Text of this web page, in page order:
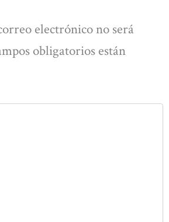
electrónico no será
obligatorios están